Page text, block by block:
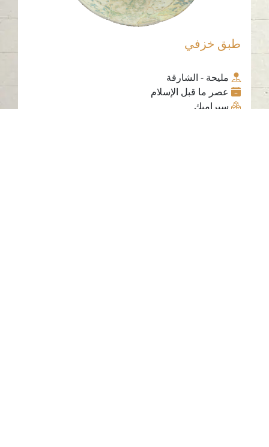
طبق خزفي
مليحة - الشارقة
عصر ما قبل الإسلام
سيراميك